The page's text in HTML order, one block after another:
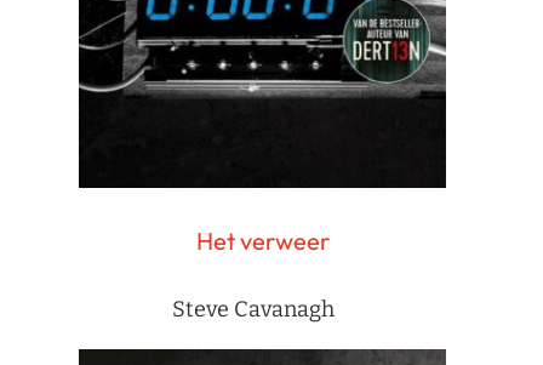
Het verweer
Steve Cavanagh